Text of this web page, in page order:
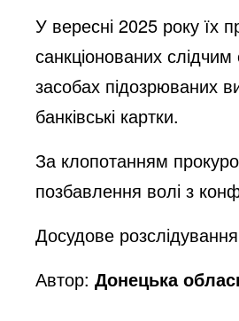
У вересні 2025 року їх
санкціонованих
засобах підозрюваних
банківські картки.
За клопотанням
позбавлення волі з
Досудове
Автор:Донецька